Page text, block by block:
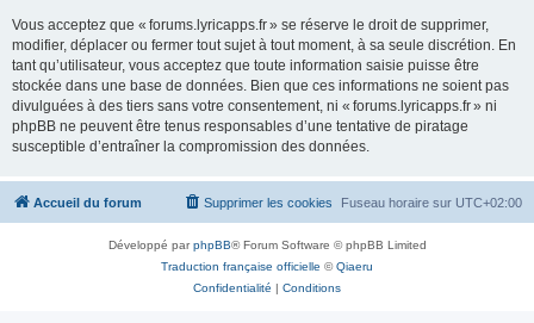
Vous acceptez que « forums.lyricapps.fr » se réserve le droit de supprimer,
modifier, déplacer ou fermer tout sujet à tout moment, à sa seule discrétion. En
tant qu’utilisateur, vous acceptez que toute information saisie puisse être
stockée dans une base de données. Bien que ces informations ne soient pas
divulguées à des tiers sans votre consentement, ni « forums.lyricapps.fr » ni
phpBB ne peuvent être tenus responsables d’une tentative de piratage
susceptible d’entraîner la compromission des données.
Accueil du forum Fuseau horaire sur UTC+02:00
Supprimer les cookies
Développé parphpBB® Forum Software © phpBB Limited
Traduction française officielle ©Qiaeru
Confidentialité | Conditions